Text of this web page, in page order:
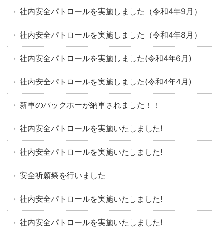
社内安全パトロールを実施しました（令和4年9月）
社内安全パトロールを実施しました（令和4年8月）
社内安全パトロールを実施しました(令和4年6月)
社内安全パトロールを実施しました(令和4年4月)
新車のバックホーが納車されました！！
社内安全パトロールを実施いたしました!
社内安全パトロールを実施いたしました!
安全祈願祭を行いました
社内安全パトロールを実施いたしました!
社内安全パトロールを実施いたしました!